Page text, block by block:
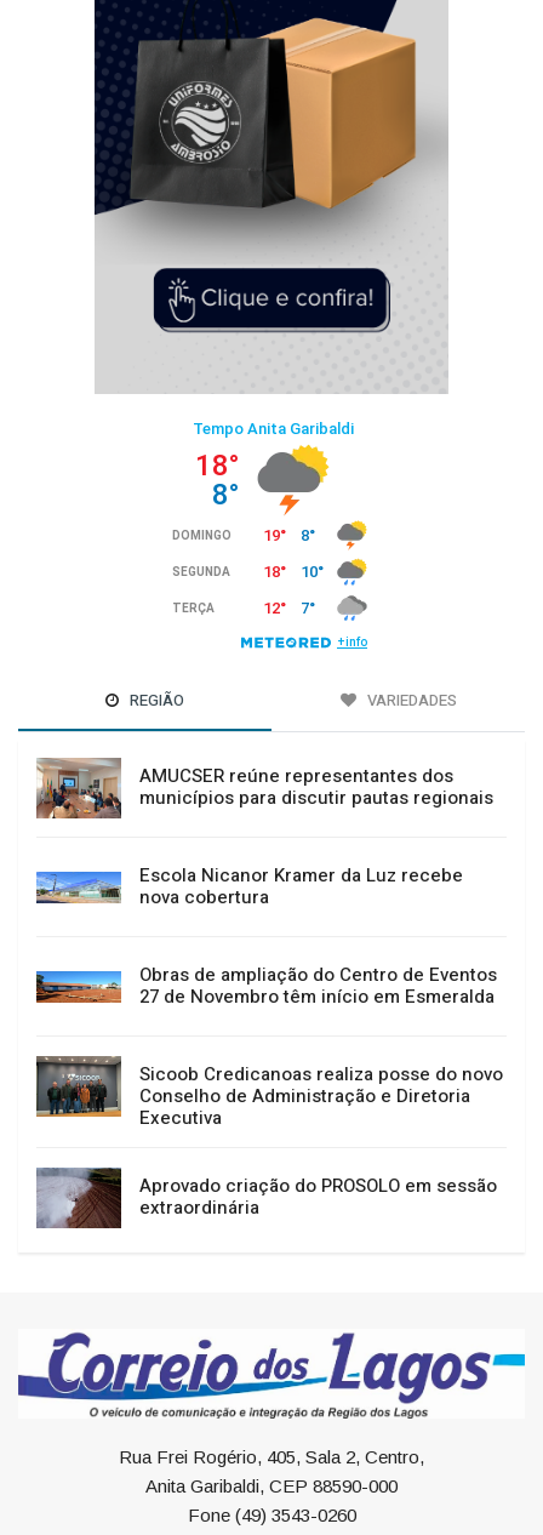
REGIÃO VARIEDADES
AMUCSER reúne representantes dos
municípios para discutir pautas regionais
Escola Nicanor Kramer da Luz recebe
nova cobertura
Obras de ampliação do Centro de Eventos
27 de Novembro têm início em Esmeralda
Sicoob Credicanoas realiza posse do novo
Conselho de Administração e Diretoria
Executiva
Aprovado criação do PROSOLO em sessão
extraordinária
Rua Frei Rogério, 405, Sala 2, Centro,
Anita Garibaldi, CEP 88590-000
Fone (49) 3543-0260